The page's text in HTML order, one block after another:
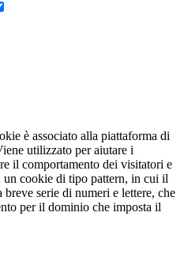
è associato alla piattaforma di
utilizzato per aiutare i
il comportamento dei visitatori e
un cookie di tipo pattern, in cui il
breve serie di numeri e lettere, che
per il dominio che imposta il